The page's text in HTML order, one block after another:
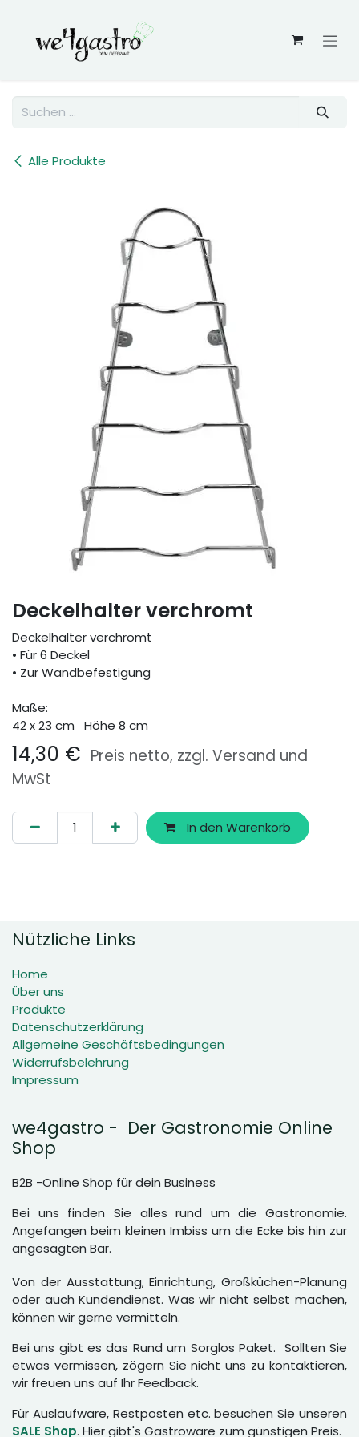
Alle Produkte
Deckelhalter verchromt
Deckelhalter verchromt
• Für 6 Deckel
• Zur Wandbefestigung
Maße:
42 x 23 cm Höhe 8 cm
14,30 € Preis netto, zzgl. Versand und
MwSt
In den Warenkorb
Nützliche Links
Home
Über uns
Produkte
Datenschutzerklärung
Allgemeine Geschäftsbedingungen
Widerrufsbelehrung
Impressum
we4gastro - Der Gastronomie Online
Shop
B2B -Online Shop für dein Business
Bei uns finden Sie alles rund um die Gastronomie.
Angefangen beim kleinen Imbiss um die Ecke bis hin zur
angesagten Bar.
Von der Ausstattung, Einrichtung, Großküchen-Planung
oder auch Kundendienst. Was wir nicht selbst machen,
können wir gerne vermitteln.
Bei uns gibt es das Rund um Sorglos Paket. Sollten Sie
etwas vermissen, zögern Sie nicht uns zu kontaktieren,
wir freuen uns auf Ihr Feedback.
Für Auslaufware, Restposten etc. besuchen Sie unseren
SALE Shop. Hier gibt's Gastroware zum günstigen Preis.